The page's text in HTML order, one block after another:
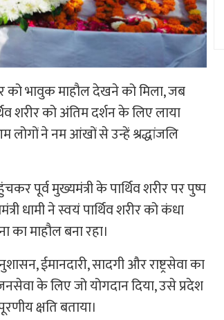
को भावुक माहौल देखने को मिला, जब
शरीर को अंतिम दर्शन के लिए लाया
लोगों ने नम आंखों से उन्हें श्रद्धांजलि
पूर्व मुख्यमंत्री के पार्थिव शरीर पर पुष्प
धामी ने स्वयं पार्थिव शरीर को कंधा
माहौल बना रहा।
ईमानदारी, सादगी और राष्ट्रसेवा का
के लिए जो योगदान दिया, उसे प्रदेश
क्षति बताया।